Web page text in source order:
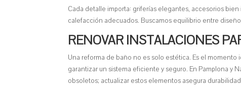
Cada detalle importa: griferías elegantes, accesorios
calefacción adecuados. Buscamos equilibrio entre
RENOVAR INSTALACIONES
Una reforma de baño no es solo estética. Es el
garantizar un sistema eficiente y seguro. En Pamplona y
obsoletos; actualizar estos elementos asegura